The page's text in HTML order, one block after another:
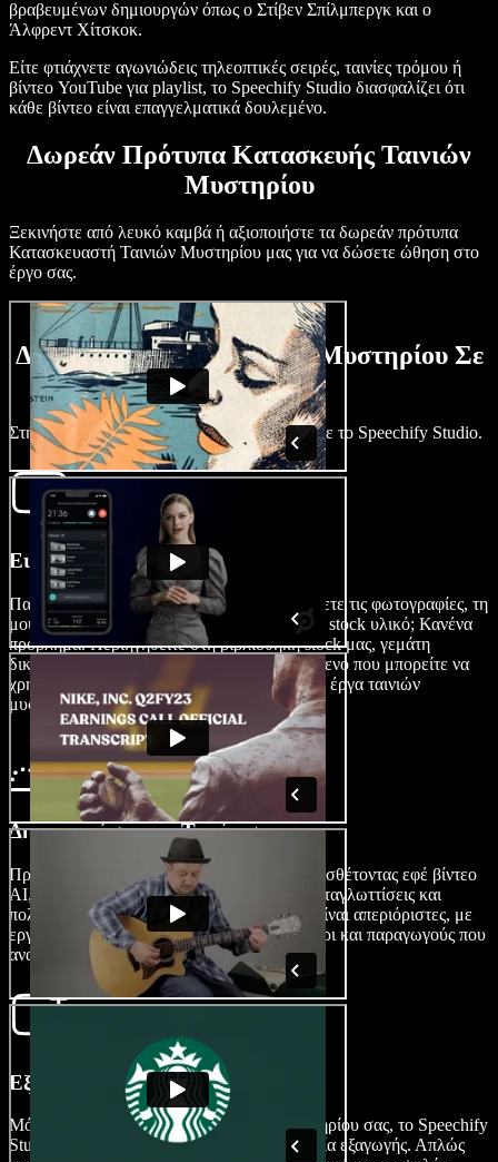
βραβευμένων δημιουργών όπως ο Στίβεν Σπίλμπεργκ και ο
Άλφρεντ Χίτσκοκ.
Είτε φτιάχνετε αγωνιώδεις τηλεοπτικές σειρές, ταινίες τρόμου ή
βίντεο YouTube για playlist, το Speechify Studio διασφαλίζει ότι
κάθε βίντεο είναι επαγγελματικά δουλεμένο.
Δωρεάν Πρότυπα Κατασκευής Ταινιών
Μυστηρίου
Ξεκινήστε από λευκό καμβά ή αξιοποιήστε τα δωρεάν πρότυπα
Κατασκευαστή Ταινιών Μυστηρίου μας για να δώσετε ώθηση στο
έργο σας.
Δημιουργήστε Μια Ταινία Μυστηρίου Σε
Λίγα Λεπτά
Στήστε μια μυστηριώδη ιστορία στο λεπτό με το Speechify Studio.
Εισαγάγετε την Ταινία σας
Πατήστε στις Εικόνες/Βίντεο για να εισαγάγετε τις φωτογραφίες, τη
μουσική ή τα αρχεία βίντεο σας. Χρειάζεστε stock υλικό; Κανένα
πρόβλημα. Περιηγηθείτε στη βιβλιοθήκη stock μας, γεμάτη
δικαιωμένο και έτοιμο προς χρήση περιεχόμενο που μπορείτε να
χρησιμοποιήσετε για προσωπικά ή εμπορικά έργα ταινιών
μυστηρίου.
Δημιουργήστε την Ταινία σας
Προσαρμόστε την ταινία μυστηρίου σας προσθέτοντας εφέ βίντεο
AI, μεταβάσεις, ηχητικά εφέ, υπότιτλους, μεταγλωττίσεις και
πολλά άλλα. Οι δυνατότητες επεξεργασίας είναι απεριόριστες, με
εργαλεία που καλύπτουν από αρχάριους μέχρι και παραγωγούς που
αναζητούν προηγμένες λειτουργίες.
Εξαγωγή της Ταινίας σας
Μόλις ολοκληρωθεί το αριστούργημα μυστηρίου σας, το Speechify
Studio προσφέρει μια απρόσκοπτη διαδικασία εξαγωγής. Απλώς